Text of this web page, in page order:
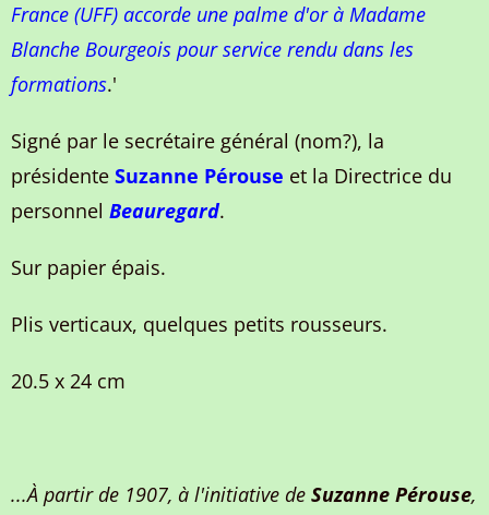
France (UFF) accorde une palme d'or à Madame
Blanche Bourgeois pour service rendu dans les
formations.'
Signé par le secrétaire général (nom?), la
présidente Suzanne Pérouse et la Directrice du
personnel Beauregard.
Sur papier épais.
Plis verticaux, quelques petits rousseurs.
20.5 x 24 cm
...À partir de 1907, à l'initiative de Suzanne Pérouse,